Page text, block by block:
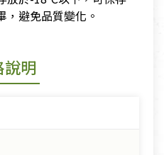
，避免品質變化。
說明